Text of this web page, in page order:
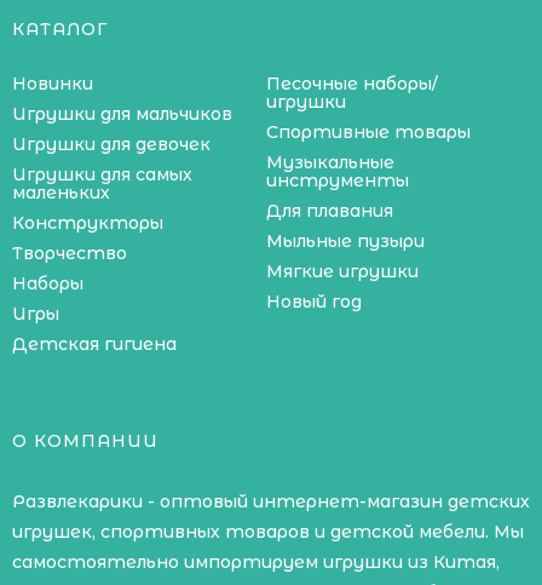
КАТАЛОГ
Новинки
Игрушки для мальчиков
Игрушки для девочек
Игрушки для самых
маленьких
Конструкторы
Творчество
Наборы
Игры
Детская гигиена
Песочные наборы/
игрушки
Спортивные товары
Музыкальные
инструменты
Для плавания
Мыльные пузыри
Мягкие игрушки
Новый год
О КОМПАНИИ
Развлекарики - оптовый интернет-магазин детских
игрушек, спортивных товаров и детской мебели. Мы
самостоятельно импортируем игрушки из Китая,